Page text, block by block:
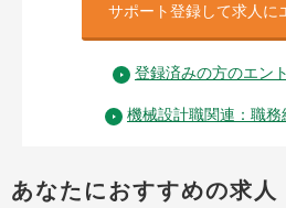
サポート登録して求人に
登録済みの方のエン
機械設計職関連：職
あなたにおすすめの求人